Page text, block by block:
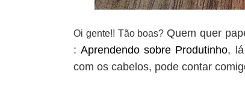
Oi gente!! Tão boas? Quem quer
: Aprendendo sobre Produtinho, l
com os cabelos, pode contar